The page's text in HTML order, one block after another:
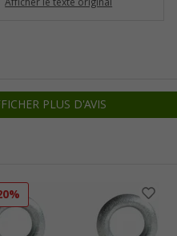
Afficher le texte original
PLUS D'AVIS